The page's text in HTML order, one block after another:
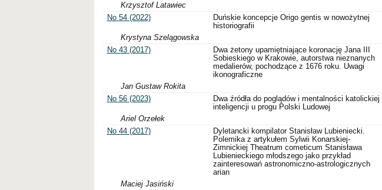
Krzysztof Latawiec
No 54 (2022)
Duńskie koncepcje Origo gentis w nowożytnej
historiografii
Krystyna Szelągowska
No 43 (2017)
Dwa żetony upamiętniające koronację Jana III
Sobieskiego w Krakowie, autorstwa nieznanych
medalierów, pochodzące z 1676 roku. Uwagi
ikonograficzne
Jan Gustaw Rokita
No 56 (2023)
Dwa źródła do poglądów i mentalności katolickiej
inteligencji u progu Polski Ludowej
Ariel Orzełek
No 44 (2017)
Dyletancki kompilator Stanisław Lubieniecki.
Polemika z artykułem Sylwii Konarskiej-
Zimnickiej Theatrum cometicum Stanisława
Lubienieckiego młodszego jako przykład
zainteresowań astronomiczno-astrologicznych
arian
Maciej Jasiński